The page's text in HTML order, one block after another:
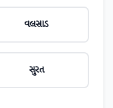
વલસાડ
સુરત